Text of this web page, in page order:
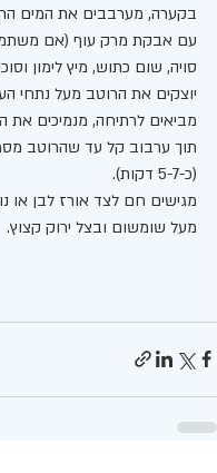
בקערה, מערבבים את המים
עם אבקת מרק עוף (אם
סויה, שום כתוש, מיץ לימון
יוצקים את הרוטב מעל נתחי
מביאים לרתיחה, מנמיכים את
תוך ערבוב קל עד שהרוטב
(כ-5-7 דקות).
מגישים חם לצד אורז לבן או
מעל שומשום ובצל ירוק קצוץ.